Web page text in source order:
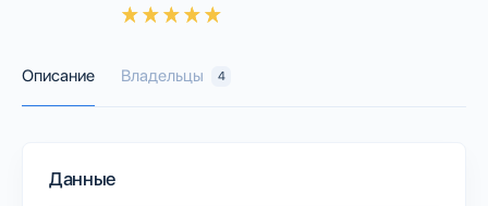
Описание Владельцы 4
Данные